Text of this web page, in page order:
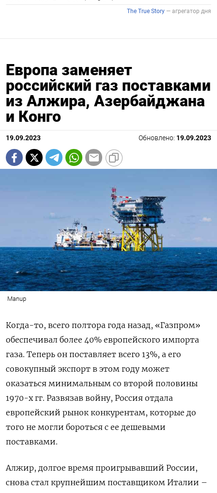
Европа заменяет
российский газ поставками
из Алжира, Азербайджана
и Конго
19.09.2023 Обновлено: 19.09.2023
Manup
Когда-то, всего полтора года назад, «Газпром»
обеспечивал более 40% европейского импорта
газа. Теперь он поставляет всего 13%, а его
совокупный экспорт в этом году может
оказаться минимальным со второй половины
1970-х гг. Развязав войну, Россия отдала
европейский рынок конкурентам, которые до
того не могли бороться с ее дешевыми
поставками.
Алжир, долгое время проигрывавший России,
снова стал крупнейшим поставщиком Италии –